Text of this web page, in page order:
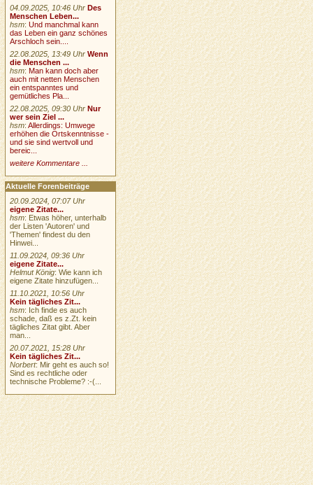
04.09.2025, 10:46 Uhr Des
Menschen Leben...
hsm:Und manchmal kann
das Leben ein ganz schönes
Arschloch sein....
22.08.2025, 13:49 Uhr Wenn
die Menschen ...
hsm:Man kann doch aber
auch mit netten Menschen
ein entspanntes und
gemütliches Pla...
22.08.2025, 09:30 Uhr Nur
wer sein Ziel ...
hsm:Allerdings: Umwege
erhöhen die Ortskenntnisse -
und sie sind wertvoll und
bereic...
weitere Kommentare ...
Aktuelle Forenbeiträge
20.09.2024, 07:07 Uhr
eigene Zitate...
hsm: Etwas höher, unterhalb
der Listen 'Autoren' und
'Themen' findest du den
Hinwei...
11.09.2024, 09:36 Uhr
eigene Zitate...
Helmut König: Wie kann ich
eigene Zitate hinzufügen...
11.10.2021, 10:56 Uhr
Kein tägliches Zit...
hsm: Ich finde es auch
schade, daß es z.Zt. kein
tägliches Zitat gibt. Aber
man...
20.07.2021, 15:28 Uhr
Kein tägliches Zit...
Norbert: Mir geht es auch so!
Sind es rechtliche oder
technische Probleme? :-(...